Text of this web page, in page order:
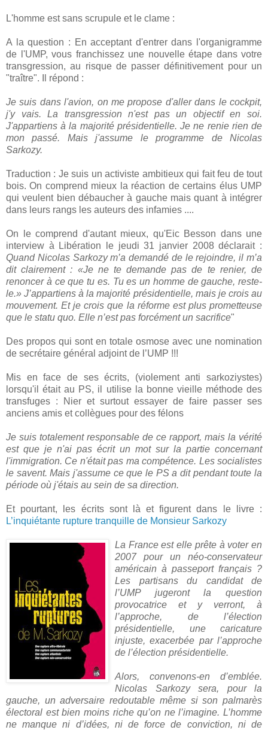
L'homme est sans scrupule et le clame :
A la question : En acceptant d'entrer dans l'organigramme
de l'UMP, vous franchissez une nouvelle étape dans votre
transgression, au risque de passer définitivement pour un
"traître". Il répond :
Je suis dans l'avion, on me propose d'aller dans le cockpit,
j'y vais. La transgression n'est pas un objectif en soi.
J'appartiens à la majorité présidentielle. Je ne renie rien de
mon passé. Mais j'assume le programme de Nicolas
Sarkozy.
Traduction : Je suis un activiste ambitieux qui fait feu de tout
bois. On comprend mieux la réaction de certains élus UMP
qui veulent bien débaucher à gauche mais quant à intégrer
dans leurs rangs les auteurs des infamies ....
On le comprend d'autant mieux, qu'Eic Besson dans une
interview à Libération le jeudi 31 janvier 2008 déclarait :
Quand Nicolas Sarkozy m’a demandé de le rejoindre, il m’a
dit clairement : «Je ne te demande pas de te renier, de
renoncer à ce que tu es. Tu es un homme de gauche, reste-
le.» J’appartiens à la majorité présidentielle, mais je crois au
mouvement. Et je crois que la réforme est plus prometteuse
que le statu quo. Elle n’est pas forcément un sacrifice"
Des propos qui sont en totale osmose avec une nomination
de secrétaire général adjoint de l’UMP !!!
Mis en face de ses écrits, (violement anti sarkoziystes)
lorsqu'il était au PS, il utilise la bonne vieille méthode des
transfuges : Nier et surtout essayer de faire passer ses
anciens amis et collègues pour des félons
Je suis totalement responsable de ce rapport, mais la vérité
est que je n'ai pas écrit un mot sur la partie concernant
l'immigration. Ce n'était pas ma compétence. Les socialistes
le savent. Mais j'assume ce que le PS a dit pendant toute la
période où j'étais au sein de sa direction.
Et pourtant, les écrits sont là et figurent dans le livre :
L’inquiétante rupture tranquille de Monsieur Sarkozy
La France est elle prête à voter en
2007 pour un néo-conservateur
américain à passeport français ?
Les partisans du candidat de
l’UMP jugeront la question
provocatrice et y verront, à
l’approche, de l’élection
présidentielle, une caricature
injuste, exacerbée par l’approche
de l’élection présidentielle.
Alors, convenons-en d’emblée.
Nicolas Sarkozy sera, pour la
gauche, un adversaire redoutable même si son palmarès
électoral est bien moins riche qu’on ne l’imagine. L’homme
ne manque ni d’idées, ni de force de conviction, ni de